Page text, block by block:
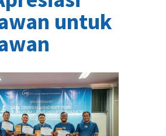
untuk